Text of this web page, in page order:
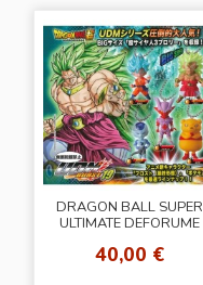
DRAGON BALL SUPER
ULTIMATE DEFORUME
40,00 €